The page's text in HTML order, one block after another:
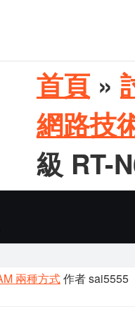
首頁 »
網路技
級 RT-
兩種方式作者 sai5555